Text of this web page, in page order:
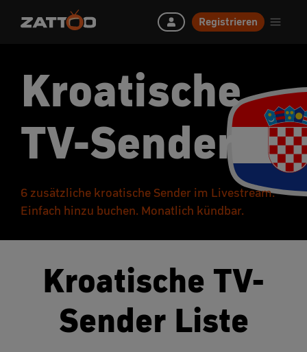
Registrieren
Kroatische
TV-Sender
6 zusätzliche kroatische Sender im Livestream.
Einfach hinzu buchen. Monatlich kündbar.
Kroatische TV-
Sender Liste